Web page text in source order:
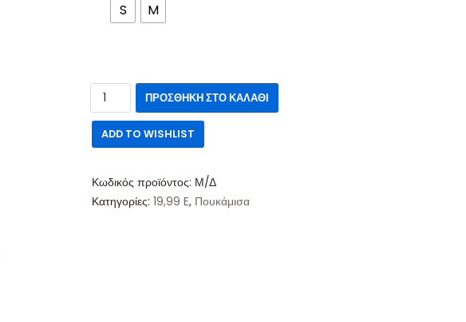
S
M
ΠΡΟΣΘΉΚΗ ΣΤΟ ΚΑΛΆΘΙ
ADD TO WISHLIST
Κωδικός προϊόντος: Μ/Δ
Κατηγορίες:19,99 E, Πουκάμισα